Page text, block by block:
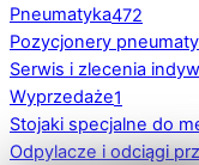
Pneumatyka472
Pozycjonery
Serwis i zlecenia
Wyprzedaże1
Stojaki specjalne do
Odpylacze i odciągi